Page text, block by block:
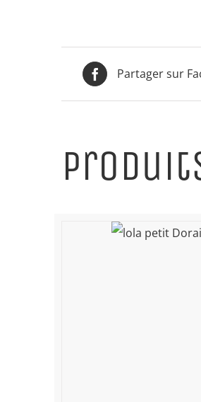
Partager sur